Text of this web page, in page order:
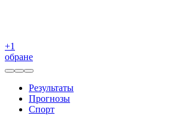
+1
обране
Результаты
Прогнозы
Спорт